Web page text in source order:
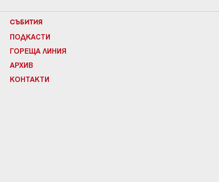
СЪБИТИЯ
ПОДКАСТИ
ГОРЕЩА ЛИНИЯ
АРХИВ
КОНТАКТИ